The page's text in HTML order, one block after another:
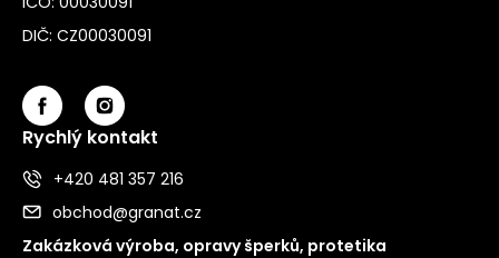
DIČ: CZ00030091
Rychlý kontakt
+420 481 357 216
obchod@granat.cz
Zakázková výroba, opravy šperků, protetika